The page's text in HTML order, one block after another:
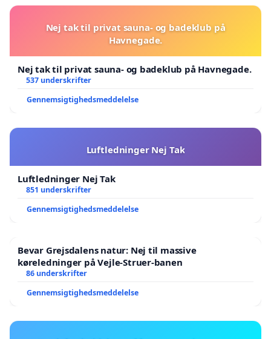
Nej tak til privat sauna- og badeklub på
Havnegade.
Nej tak til privat sauna- og badeklub på Havnegade.
537 underskrifter
Gennemsigtighedsmeddelelse
Luftledninger Nej Tak
Luftledninger Nej Tak
851 underskrifter
Gennemsigtighedsmeddelelse
Bevar Grejsdalens natur: Nej til massive
køreledninger på Vejle-Struer-banen
86 underskrifter
Gennemsigtighedsmeddelelse